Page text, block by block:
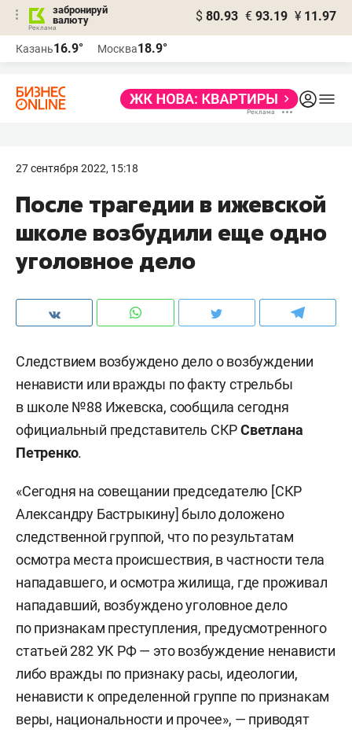
забронируй
валюту
$ 80.93 € 93.19 ¥ 11.97
Казань16.9° Москва18.9°
27 сентября 2022, 15:18
После трагедии в ижевской
школе возбудили еще одно
уголовное дело
Следствием возбуждено дело о возбуждении
ненависти или вражды по факту стрельбы
в школе №88 Ижевска, сообщила сегодня
официальный представитель СКРСветлана
Петренко.
«Сегодня на совещании председателю [СКР
Александру Бастрыкину] было доложено
следственной группой, что по результатам
осмотра места происшествия, в частности тела
нападавшего, и осмотра жилища, где проживал
нападавший, возбуждено уголовное дело
по признакам преступления, предусмотренного
статьей 282 УК РФ — это возбуждение ненависти
либо вражды по признаку расы, идеологии,
ненависти к определенной группе по признакам
веры, национальности и прочее», — приводят